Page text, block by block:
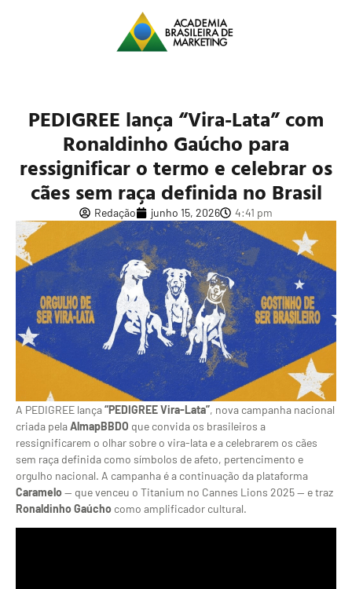
PEDIGREE lança “Vira-Lata” com
Ronaldinho Gaúcho para
ressignificar o termo e celebrar os
cães sem raça definida no Brasil
Redação junho 15, 2026 4:41 pm
A PEDIGREE lança“PEDIGREE Vira-Lata”, nova campanha nacional
criada pelaAlmapBBDO que convida os brasileiros a
ressignificarem o olhar sobre o vira-lata e a celebrarem os cães
sem raça definida como símbolos de afeto, pertencimento e
orgulho nacional. A campanha é a continuação da plataforma
Caramelo— que venceu o Titanium no Cannes Lions 2025— e traz
Ronaldinho Gaúcho como amplificador cultural.